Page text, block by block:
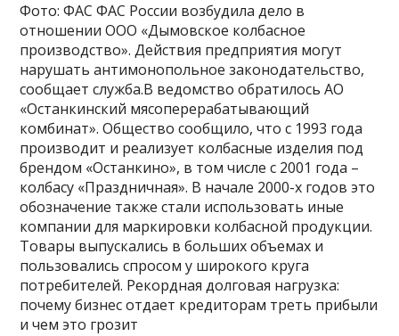
Фото: ФАС ФАС России возбудила дело в
отношении ООО «Дымовское колбасное
производство». Действия предприятия могут
нарушать антимонопольное законодательство,
сообщает служба.В ведомство обратилось АО
«Останкинский мясоперерабатывающий
комбинат». Общество сообщило, что с 1993 года
производит и реализует колбасные изделия под
брендом «Останкино», в том числе с 2001 года –
колбасу «Праздничная». В начале 2000-х годов это
обозначение также стали использовать иные
компании для маркировки колбасной продукции.
Товары выпускались в больших объемах и
пользовались спросом у широкого круга
потребителей. Рекордная долговая нагрузка:
почему бизнес отдает кредиторам треть прибыли
и чем это грозит